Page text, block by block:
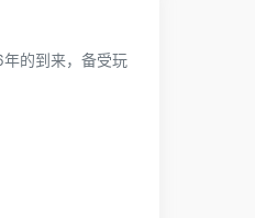
的到来，备受玩